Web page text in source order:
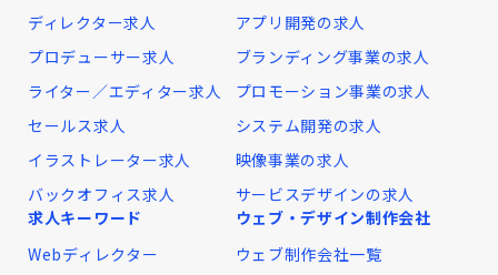
ディレクター求人
プロデューサー求人
ライター／エディター求人
セールス求人
イラストレーター求人
バックオフィス求人
アプリ開発の求人
ブランディング事業の求人
プロモーション事業の求人
システム開発の求人
映像事業の求人
サービスデザインの求人
求人キーワード
Webディレクター
ウェブ・デザイン制作会社
ウェブ制作会社一覧